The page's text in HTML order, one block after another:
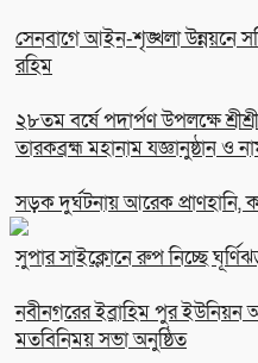
সেনবাগে আইন-শৃঙ্খলা উন্নয়নে
রহিম
২৮তম বর্ষে পদার্পণ উপলক্ষে
তারকব্রহ্ম মহানাম যজ্ঞানুষ্ঠান ও
সড়ক দুর্ঘটনায় আরেক
সুপার সাইক্লোনে রুপ নিচ্ছে
নবীনগরের ইব্রাহিম পুর ইউনিয়ন
মতবিনিময় সভা অনুষ্ঠিত